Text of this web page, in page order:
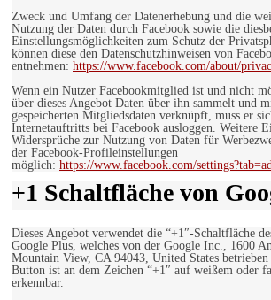
Zweck und Umfang der Datenerhebung und die
Nutzung der Daten durch Facebook sowie die
Einstellungsmöglichkeiten zum Schutz der
können diese den Datenschutzhinweisen von
entnehmen: https://www.facebook.com/about/
Wenn ein Nutzer Facebookmitglied ist und nicht
über dieses Angebot Daten über ihn sammelt und
gespeicherten Mitgliedsdaten verknüpft, muss er
Internetauftritts bei Facebook ausloggen. Weitere
Widersprüche zur Nutzung von Daten für
der Facebook-Profileinstellungen
möglich: https://www.facebook.com/
+1 Schaltfläche von
Dieses Angebot verwendet die “+1″-Schaltfläche
Google Plus, welches von der Google Inc., 1600
Mountain View, CA 94043, United States
Button ist an dem Zeichen “+1″ auf weißem oder
erkennbar.